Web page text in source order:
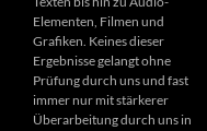
Elementen, Filmen und
Grafiken. Keines dieser
Ergebnisse gelangt ohne
Prüfung durch uns und fast
immer nur mit stärkerer
Überarbeitung durch uns in